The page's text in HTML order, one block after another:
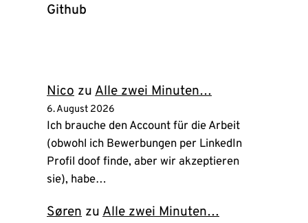
Github
Nico zu Alle zwei Minuten…
6. August 2026
Ich brauche den Account für die Arbeit
(obwohl ich Bewerbungen per LinkedIn
Profil doof finde, aber wir akzeptieren
sie), habe…
Søren zu Alle zwei Minuten…